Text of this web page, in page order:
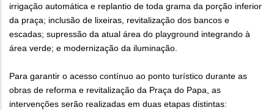
irrigação automática e replantio de toda grama da porção inferior
da praça; inclusão de lixeiras, revitalização dos bancos e
escadas; supressão da atual área do playground integrando à
área verde; e modernização da iluminação.
Para garantir o acesso contínuo ao ponto turístico durante as
obras de reforma e revitalização da Praça do Papa, as
intervenções serão realizadas em duas etapas distintas: